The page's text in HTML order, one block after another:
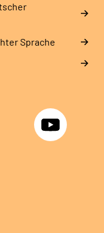
Sprache
YouTube